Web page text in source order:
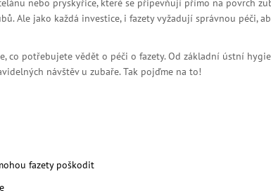
nebo pryskyřice, které se připevňují přímo na povrch
Ale jako každá investice, i fazety vyžadují správnou péči,
co potřebujete vědět o péči o fazety. Od základní ústní
návštěv u zubaře. Tak pojďme na to!
fazety poškodit